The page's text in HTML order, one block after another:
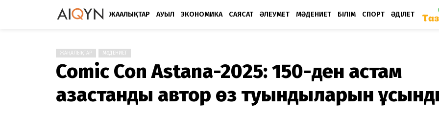
ЖАҢАЛЫҚТАР АУЫЛ ЭКОНОМИКА САЯСАТ ӘЛЕУМЕТ МӘДЕНИЕТ БІЛІМ СПОРТ ӘДІЛЕТ
ЖАҢАЛЫҚТАР МӘДЕНИЕТ
Comic Con Astana-2025: 150-ден астам
қазақстандық автор өз туындыларын